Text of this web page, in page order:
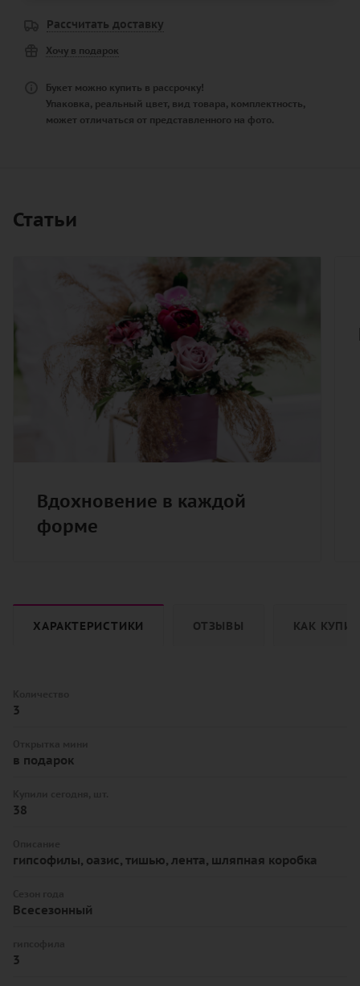
Рассчитать доставку
Хочу в подарок
Букет можно купить в рассрочку!
Упаковка, реальный цвет, вид товара, комплектность,
может отличаться от представленного на фото.
Статьи
Вдохновение в каждой
форме
ХАРАКТЕРИСТИКИ ОТЗЫВЫ КАК
3
в подарок
38
гипсофилы, оазис, тишью, лента, шляпная коробка
Всесезонный
3